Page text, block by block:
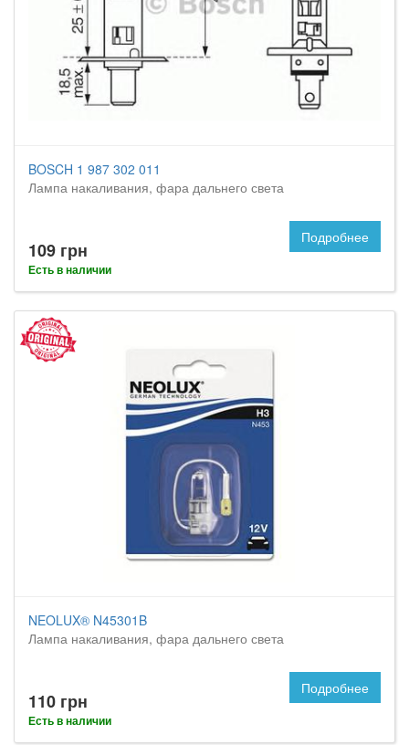
BOSCH 1 987 302 011
Лампа накаливания, фара дальнего света
109 грн
Есть в наличии
Подробнее
NEOLUX® N45301B
Лампа накаливания, фара дальнего света
110 грн
Есть в наличии
Подробнее